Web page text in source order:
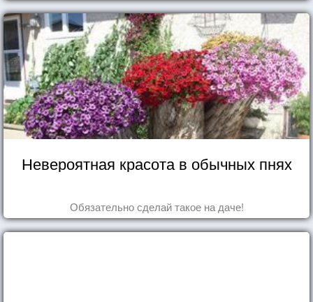
Невероятная красота в обычных пнях
Обязательно сделай такое на даче!